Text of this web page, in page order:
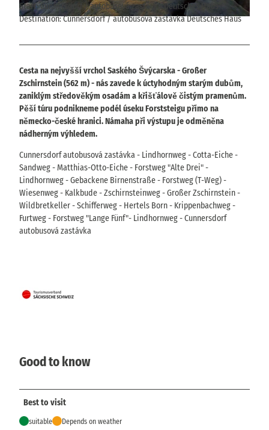
© Alrun Flechsig
Start: Cunnersdorf / autobusová zastávka Deutsches Haus
Destination: Cunnersdorf / autobusová zastávka Deutsches Haus
Cesta na nejvyšší vrchol Saského Švýcarska - Großer
Zschirnstein (562 m) - nás zavede k úctyhodným starým dubům,
zaniklým středověkým osadám a křišťálově čistým pramenům.
Pěší túru podnikneme podél úseku Forststeigu přímo na
německo-české hranici. Námaha při výstupu je odměněna
nádherným výhledem.
Cunnersdorf autobusová zastávka - Lindhornweg - Cotta-Eiche -
Sandweg - Matthias-Otto-Eiche - Forstweg "Alte Drei" -
Lindhornweg - Gebackene Birnenstraße - Forstweg (T-Weg) -
Wiesenweg - Kalkbude - Zschirnsteinweg - Großer Zschirnstein -
Wildbretkeller - Schifferweg - Hertels Born - Krippenbachweg -
Furtweg - Forstweg "Lange Fünf"- Lindhornweg - Cunnersdorf
autobusová zastávka
Good to know
Best to visit
suitable Depends on weather